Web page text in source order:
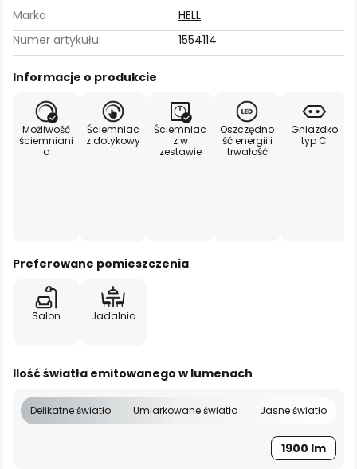
Marka
HELL
Numer artykułu:
1554114
Informacje o produkcie
Możliwość
ściemniani
a
Ściemniac
z dotykowy
Ściemniac
z w
zestawie
Oszczędno
ść energii i
trwałość
Gniazdko
typ C
Preferowane pomieszczenia
Salon Jadalnia
Ilość światła emitowanego w lumenach
Delikatne światło Umiarkowane światło Jasne światło
1900 lm